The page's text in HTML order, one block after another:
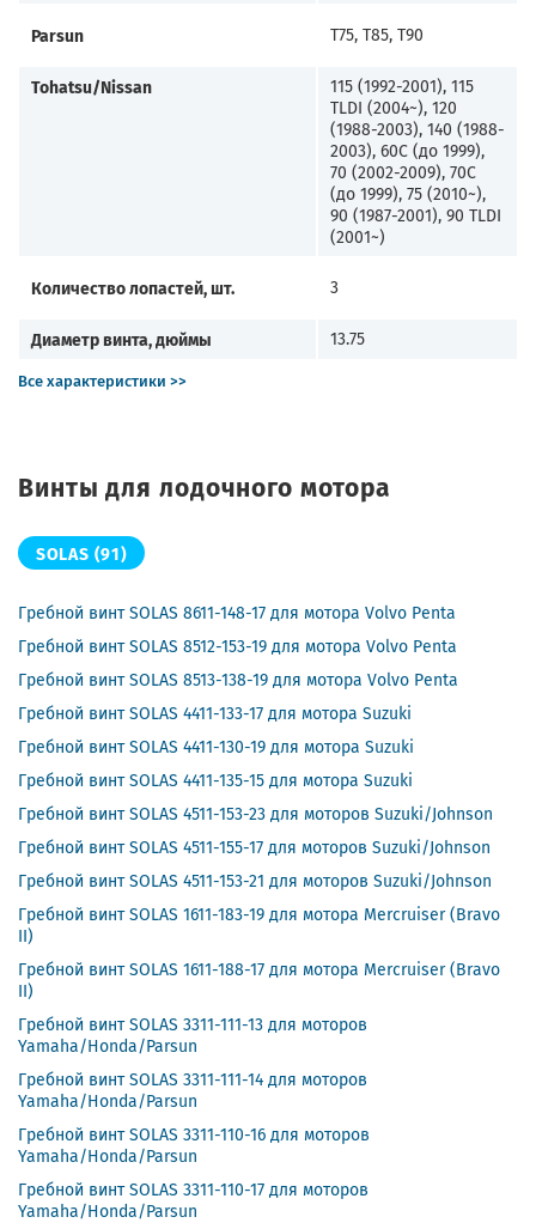
Parsun T75, T85, T90
Tohatsu/Nissan
115 (1992-2001), 115
TLDI (2004~), 120
(1988-2003), 140 (1988-
2003), 60C (до 1999),
70 (2002-2009), 70C
(до 1999), 75 (2010~),
90 (1987-2001), 90 TLDI
(2001~)
Количество лопастей, шт. 3
Диаметр винта, дюймы
13.75
Все характеристики >>
Винты для лодочного мотора
SOLAS (91)
Гребной винт SOLAS 8611-148-17 для мотора Volvo Penta
Гребной винт SOLAS 8512-153-19 для мотора Volvo Penta
Гребной винт SOLAS 8513-138-19 для мотора Volvo Penta
Гребной винт SOLAS 4411-133-17 для мотора Suzuki
Гребной винт SOLAS 4411-130-19 для мотора Suzuki
Гребной винт SOLAS 4411-135-15 для мотора Suzuki
Гребной винт SOLAS 4511-153-23 для моторов Suzuki/Johnson
Гребной винт SOLAS 4511-155-17 для моторов Suzuki/Johnson
Гребной винт SOLAS 4511-153-21 для моторов Suzuki/Johnson
Гребной винт SOLAS 1611-183-19 для мотора Mercruiser (Bravo
II)
Гребной винт SOLAS 1611-188-17 для мотора Mercruiser (Bravo
II)
Гребной винт SOLAS 3311-111-13 для моторов
Yamaha/Honda/Parsun
Гребной винт SOLAS 3311-111-14 для моторов
Yamaha/Honda/Parsun
Гребной винт SOLAS 3311-110-16 для моторов
Yamaha/Honda/Parsun
Гребной винт SOLAS 3311-110-17 для моторов
Yamaha/Honda/Parsun